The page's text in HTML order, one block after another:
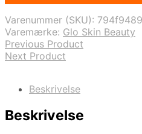
Varenummer (SKU):
Varemærke: Glo Skin Beauty
Previous Product
Next Product
Beskrivelse
Beskrivelse